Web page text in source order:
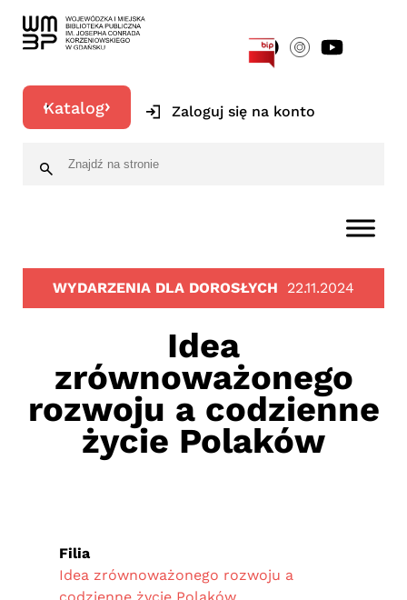
Katalog Zaloguj się na konto
WYDARZENIA DLA DOROSŁYCH 22.11.2024
Idea
zrównoważonego
rozwoju a codzienne
życie Polaków
Filia
Idea zrównoważonego rozwoju a